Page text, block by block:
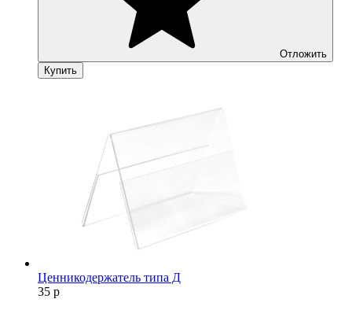
Отложить
Купить
Ценникодержатель типа Д
35 р